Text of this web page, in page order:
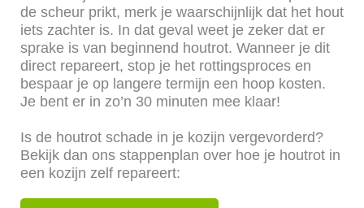
de scheur prikt, merk je waarschijnlijk dat het hout
iets zachter is. In dat geval weet je zeker dat er
sprake is van beginnend houtrot. Wanneer je dit
direct repareert, stop je het rottingsproces en
bespaar je op langere termijn een hoop kosten.
Je bent er in zo’n 30 minuten mee klaar!
Is de houtrot schade in je kozijn vergevorderd?
Bekijk dan ons stappenplan over hoe je houtrot in
een kozijn zelf repareert: